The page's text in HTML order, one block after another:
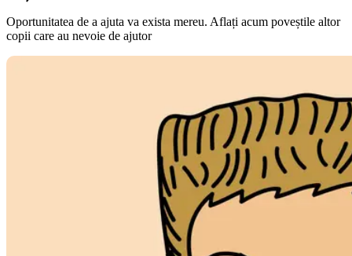
Oportunitatea de a ajuta va exista mereu. Aflați acum poveștile altor
copii care au nevoie de ajutor